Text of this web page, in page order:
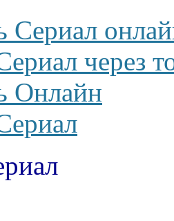
Сериал
через
Онлайн